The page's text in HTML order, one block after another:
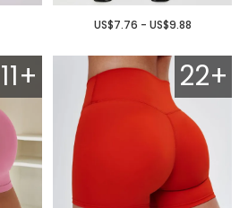
US$7.76 - US$9.88
11+ 22+